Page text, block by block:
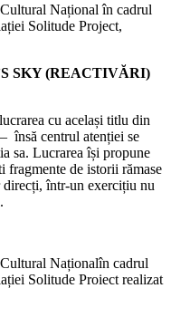
Național în cadrul
Solitude Project,
SKY (REACTIVĂRI)
cu același titlu din
însă centrul atenției se
sa. Lucrarea își propune
fragmente de istorii rămase
într-un exercițiu nu
Naționalîn cadrul
Solitude Proiect realizat